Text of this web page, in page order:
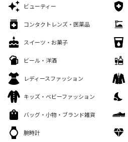
ビューティー
コンタクトレンズ・医薬品
スイーツ・お菓子
ビール・洋酒
レディースファッション
キッズ・ベビーファッション
バッグ・小物・ブランド雑貨
腕時計